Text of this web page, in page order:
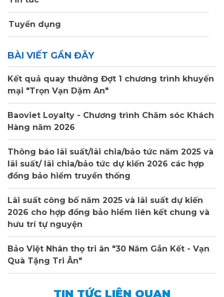
Tuyển dụng
BÀI VIẾT GẦN ĐÂY
Kết quả quay thưởng Đợt 1 chương trình khuyến
mại "Trọn Vạn Dặm An"
Baoviet Loyalty - Chương trình Chăm sóc Khách
Hàng năm 2026
Thông báo lãi suất/lãi chia/bảo tức năm 2025 và
lãi suất/ lãi chia/bảo tức dự kiến 2026 các hợp
đồng bảo hiểm truyền thống
Lãi suất công bố năm 2025 và lãi suất dự kiến
2026 cho hợp đồng bảo hiểm liên kết chung và
hưu trí tự nguyện
Bảo Việt Nhân thọ tri ân "30 Năm Gắn Kết - Vạn
Quà Tặng Tri Ân"
TIN TỨC LIÊN QUAN